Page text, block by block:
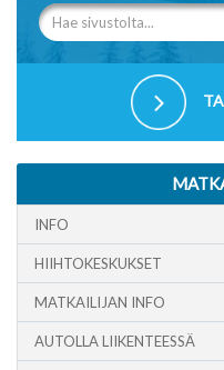
INFO
HIIHTOKESKUKSET
MATKAILIJAN INFO
AUTOLLA LIIKENTEESSÄ